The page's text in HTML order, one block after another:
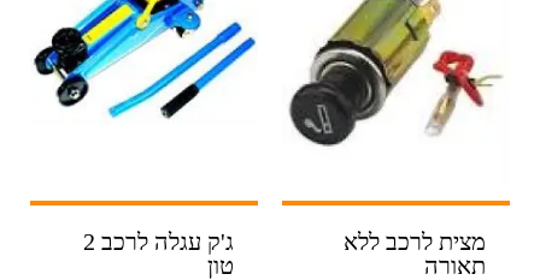
מצית לרכב ללא
תאורה
ג'ק עגלה לרכב 2
טון